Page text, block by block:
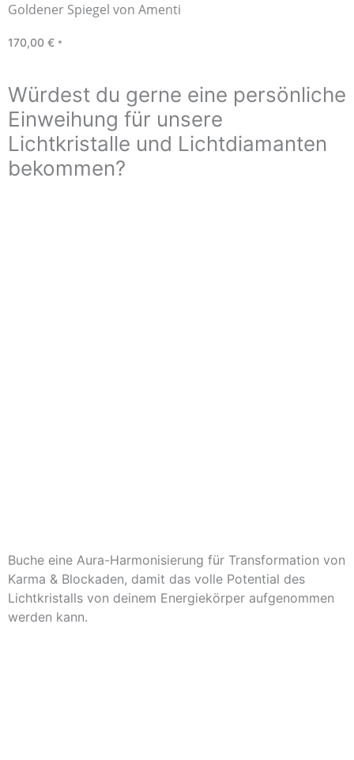
Goldener Spiegel von Amenti
170,00 € *
Würdest du gerne eine persönliche
Einweihung für unsere
Lichtkristalle und Lichtdiamanten
bekommen?
Buche eine Aura-Harmonisierung für Transformation von
Karma & Blockaden, damit das volle Potential des
Lichtkristalls von deinem Energiekörper aufgenommen
werden kann.